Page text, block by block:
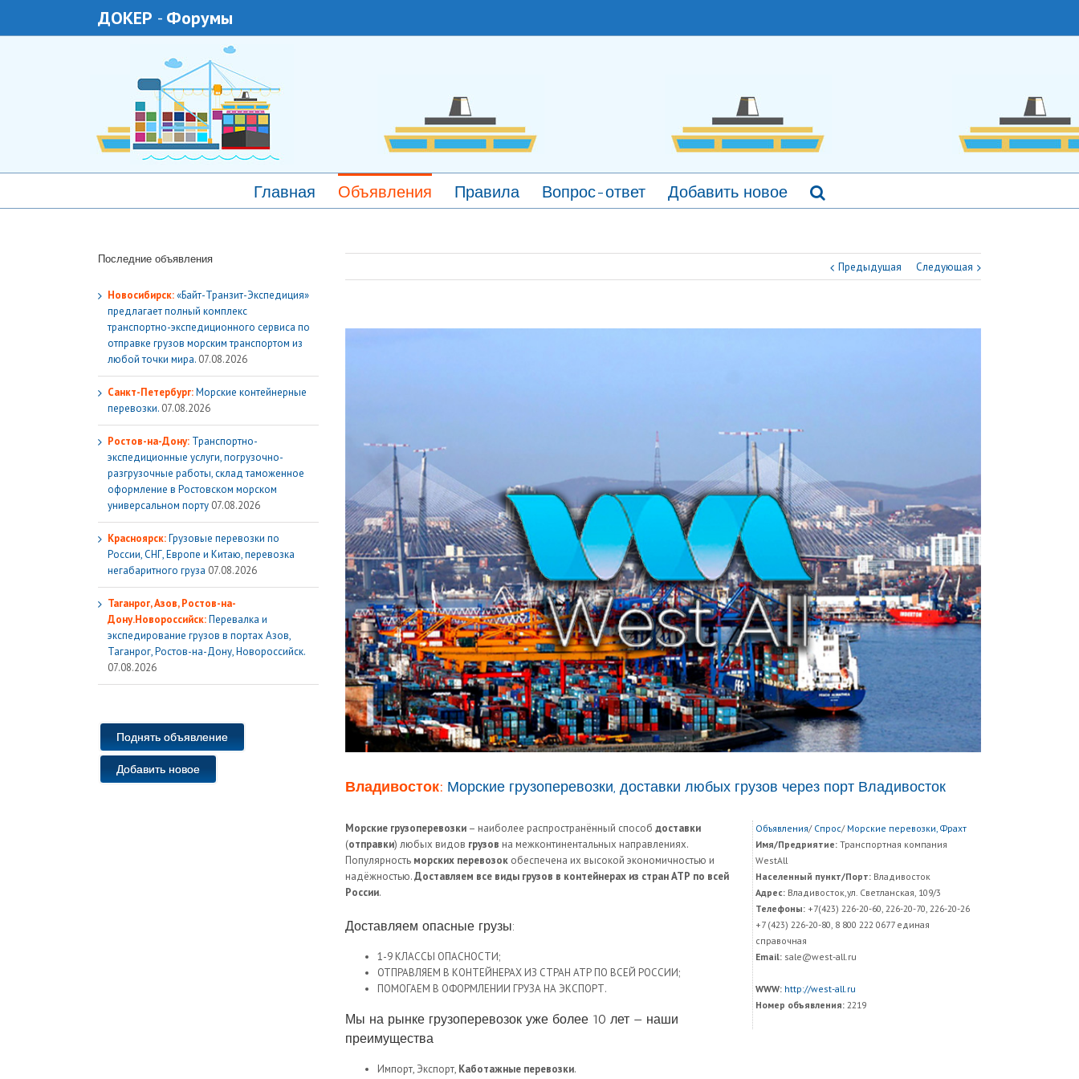
ДОКЕР - Форумы
Главная Объявления Правила Вопрос-ответ Добавить новое
Предыдущая Следующая
Владивосток: Морские грузоперевозки, доставки любых грузов через порт Владивосток
Морские грузоперевозки – наиболее распространённый способ доставки
(отправки) любых видов грузов на межконтинентальных направлениях.
Популярность морских перевозок обеспечена их высокой экономичностью и
надёжностью.Доставляем все виды грузов в контейнерах из стран АТР по всей
России.
Доставляем опасные грузы:
1-9 КЛАССЫ ОПАСНОСТИ;
ОТПРАВЛЯЕМ В КОНТЕЙНЕРАХ ИЗ СТРАН АТР ПО ВСЕЙ РОССИИ;
ПОМОГАЕМ В ОФОРМЛЕНИИ ГРУЗА НА ЭКСПОРТ.
Мы на рынке грузоперевозок уже более 10 лет — наши
преимущества
Импорт, Экспорт, Каботажные перевозки.
Объявления/ Спрос/ Морские перевозки, Фрахт
Имя/Предриятие: Транспортная компания
WestAll
Населенный пункт/Порт: Владивосток
Адрес: Владивосток,ул. Светланская, 109/3
Телефоны: +7(423) 226-20-60, 226-20-70, 226-20-26
+7 (423) 226-20-80, 8 800 222 0677 единая
справочная
Email: sale@west-all.ru
WWW: http://west-all.ru
Номер объявления: 2219
Последние объявления
Новосибирск:«Байт-Транзит-Экспедиция»
предлагает полный комплекс
транспортно-экспедиционного сервиса по
отправке грузов морским транспортом из
любой точки мира. 07.08.2026
Санкт-Петербург:Морские контейнерные
перевозки. 07.08.2026
Ростов-на-Дону: Транспортно-
экспедиционные услуги, погрузочно-
разгрузочные работы, склад таможенное
оформление в Ростовском морском
универсальном порту 07.08.2026
Красноярск:Грузовые перевозки по
России, СНГ, Европе и Китаю, перевозка
негабаритного груза 07.08.2026
Таганрог, Азов, Ростов-на-
Дону.Новороссийск:Перевалка и
экспедирование грузов в портах Азов,
Таганрог, Ростов-на-Дону, Новороссийск.
07.08.2026
Поднять объявление
Добавить новое